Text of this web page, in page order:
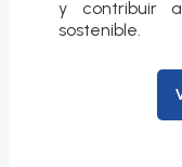
y contribuir
sostenible.